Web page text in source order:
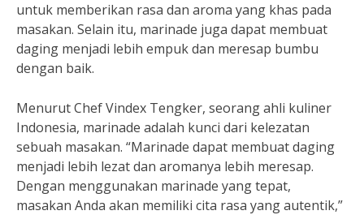
untuk memberikan rasa dan aroma yang khas pada
masakan. Selain itu, marinade juga dapat membuat
daging menjadi lebih empuk dan meresap bumbu
dengan baik.
Menurut Chef Vindex Tengker, seorang ahli kuliner
Indonesia, marinade adalah kunci dari kelezatan
sebuah masakan. “Marinade dapat membuat daging
menjadi lebih lezat dan aromanya lebih meresap.
Dengan menggunakan marinade yang tepat,
masakan Anda akan memiliki cita rasa yang autentik,”